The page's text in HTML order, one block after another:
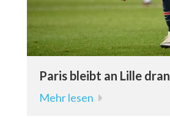
Paris bleibt an Lille dran
Mehr lesen